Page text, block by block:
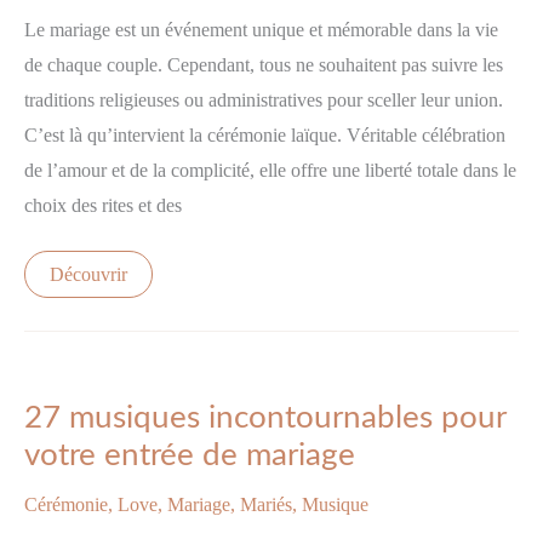
Le mariage est un événement unique et mémorable dans la vie
de chaque couple. Cependant, tous ne souhaitent pas suivre les
traditions religieuses ou administratives pour sceller leur union.
C’est là qu’intervient la cérémonie laïque. Véritable célébration
de l’amour et de la complicité, elle offre une liberté totale dans le
choix des rites et des
Découvrir
27 musiques incontournables pour
votre entrée de mariage
Cérémonie, Love, Mariage, Mariés, Musique
incontournables
votre
de
mariage